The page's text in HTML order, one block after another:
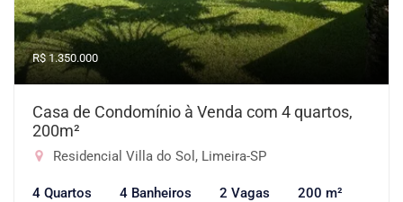
R$ 1.350.000
Casa de Condomínio à Venda com 4 quartos,
200m²
Residencial Villa do Sol, Limeira-SP
4 Quartos 4 Banheiros 2 Vagas 200 m²